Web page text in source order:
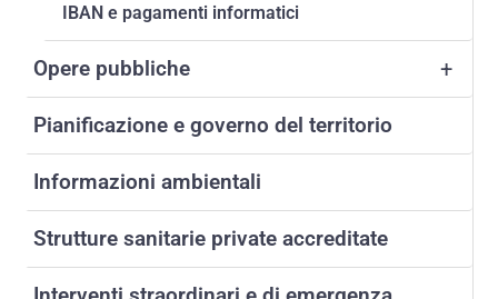
IBAN e pagamenti informatici
+
Opere pubbliche
Pianificazione e governo del territorio
Informazioni ambientali
Strutture sanitarie private accreditate